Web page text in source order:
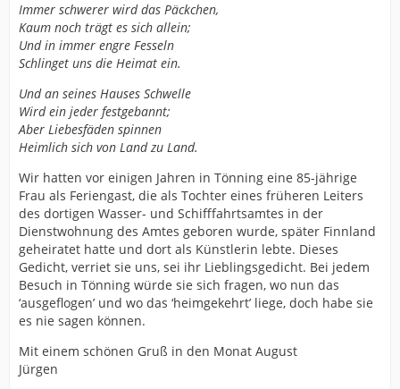
Immer schwerer wird das Päckchen,
Kaum noch trägt es sich allein;
Und in immer engre Fesseln
Schlinget uns die Heimat ein.
Und an seines Hauses Schwelle
Wird ein jeder festgebannt;
Aber Liebesfäden spinnen
Heimlich sich von Land zu Land.
Wir hatten vor einigen Jahren in Tönning eine 85-jährige
Frau als Feriengast, die als Tochter eines früheren Leiters
des dortigen Wasser- und Schifffahrtsamtes in der
Dienstwohnung des Amtes geboren wurde, später Finnland
geheiratet hatte und dort als Künstlerin lebte. Dieses
Gedicht, verriet sie uns, sei ihr Lieblingsgedicht. Bei jedem
Besuch in Tönning würde sie sich fragen, wo nun das
‘ausgeflogen’ und wo das ‘heimgekehrt’ liege, doch habe sie
es nie sagen können.
Mit einem schönen Gruß in den Monat August
Jürgen